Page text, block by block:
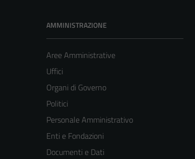
AMMINISTRAZIONE
Aree Amministrative
Uffici
Organi di Governo
Politici
Personale Amministrativo
Enti e Fondazioni
Documenti e Dati